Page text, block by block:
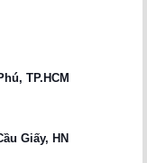
TP.HCM
Giấy, HN